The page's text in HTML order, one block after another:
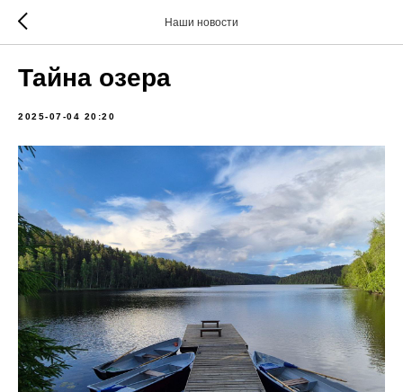
Наши новости
Тайна озера
2025-07-04 20:20